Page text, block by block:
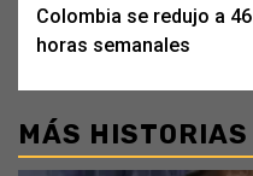
Colombia se redujo a 46
horas semanales
MÁS HISTORIAS